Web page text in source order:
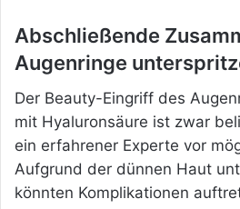
Abschließende
Augenringe
Der Beauty-Eingriff des
mit Hyaluronsäure ist zwar
ein erfahrener Experte vor
Aufgrund der dünnen Haut
könnten Komplikationen